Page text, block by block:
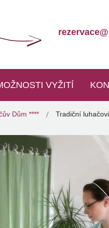
VYŽITÍ
Dům **** Tradiční